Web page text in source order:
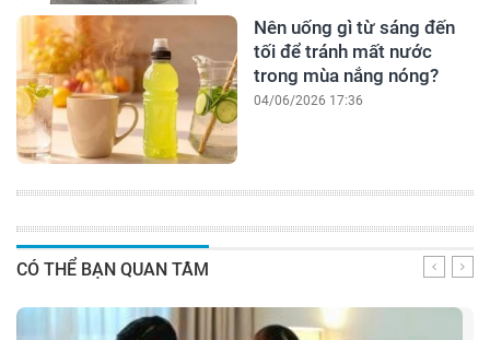
Nên uống gì từ sáng đến
tối để tránh mất nước
trong mùa nắng nóng?
04/06/2026 17:36
CÓ THỂ BẠN QUAN TÂM